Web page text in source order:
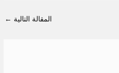
المقالة التالية ←